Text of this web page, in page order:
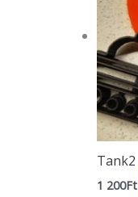
Tank2
1 200Ft